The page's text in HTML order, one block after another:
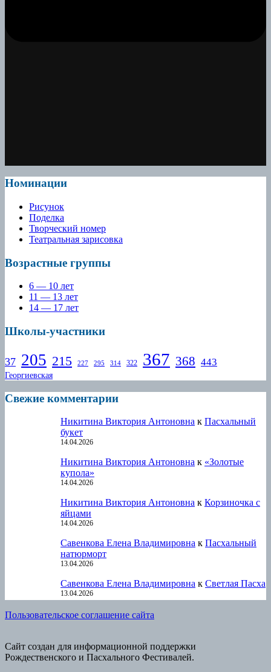
Номинации
Рисунок
Поделка
Творческий номер
Театральная зарисовка
Возрастные группы
6 — 10 лет
11 — 13 лет
14 — 17 лет
Школы-участники
37 205 215 227 295 314 322 367 368 443
Георгиевская
Свежие комментарии
Никитина Виктория Антоновна к Пасхальный
букет
14.04.2026
Никитина Виктория Антоновна к «Золотые
купола»
14.04.2026
Никитина Виктория Антоновна к Корзиночка с
яйцами
14.04.2026
Савенкова Елена Владимировна к Пасхальный
натюрморт
13.04.2026
Савенкова Елена Владимировна к Светлая Пасха
13.04.2026
Пользовательское соглашение сайта
Сайт создан для информационной поддержки
Рождественского и Пасхального Фестивалей.